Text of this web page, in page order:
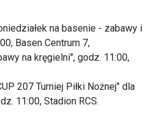
na basenie - zabawy i
Basen Centrum 7,
na kręgielni", godz. 11:00,
207 Turniej Piłki Nożnej" dla
11:00, Stadion RCS.